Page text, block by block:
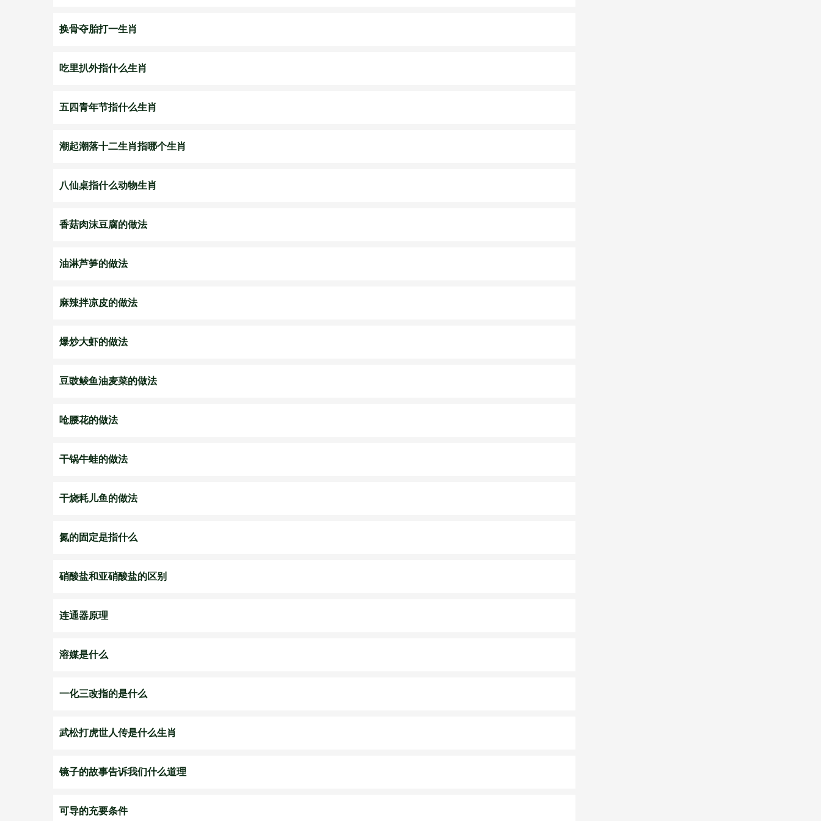
换骨夺胎打一生肖
吃里扒外指什么生肖
五四青年节指什么生肖
潮起潮落十二生肖指哪个生肖
八仙桌指什么动物生肖
香菇肉沫豆腐的做法
油淋芦笋的做法
麻辣拌凉皮的做法
爆炒大虾的做法
豆豉鲮鱼油麦菜的做法
呛腰花的做法
干锅牛蛙的做法
干烧耗儿鱼的做法
氮的固定是指什么
硝酸盐和亚硝酸盐的区别
连通器原理
溶媒是什么
一化三改指的是什么
武松打虎世人传是什么生肖
镜子的故事告诉我们什么道理
可导的充要条件